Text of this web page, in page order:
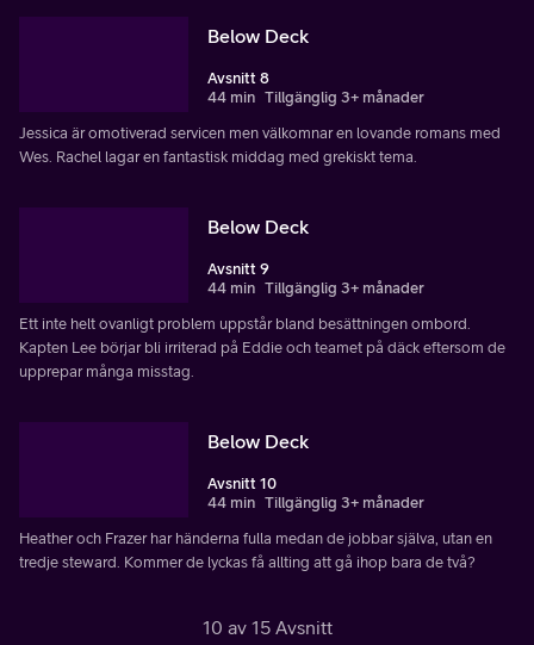
Below Deck
Avsnitt 8
44 min Tillgänglig 3+ månader
Jessica är omotiverad servicen men välkomnar en lovande romans med
Wes. Rachel lagar en fantastisk middag med grekiskt tema.
Below Deck
Avsnitt 9
44 min Tillgänglig 3+ månader
Ett inte helt ovanligt problem uppstår bland besättningen ombord.
Kapten Lee börjar bli irriterad på Eddie och teamet på däck eftersom de
upprepar många misstag.
Below Deck
Avsnitt 10
44 min Tillgänglig 3+ månader
Heather och Frazer har händerna fulla medan de jobbar själva, utan en
tredje steward. Kommer de lyckas få allting att gå ihop bara de två?
10 av 15 Avsnitt